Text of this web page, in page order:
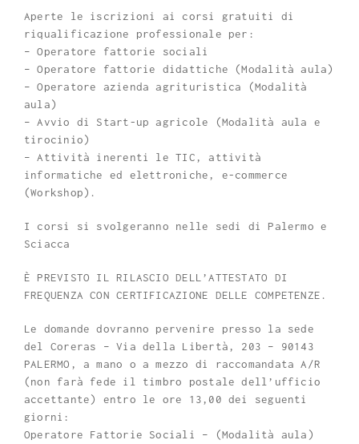
Aperte le iscrizioni ai corsi gratuiti di
riqualificazione professionale per:
– Operatore fattorie sociali
– Operatore fattorie didattiche (Modalità aula)
– Operatore azienda agrituristica (Modalità
aula)
– Avvio di Start-up agricole (Modalità aula e
tirocinio)
– Attività inerenti le TIC, attività
informatiche ed elettroniche, e-commerce
(Workshop).
I corsi si svolgeranno nelle sedi di Palermo e
Sciacca
È PREVISTO IL RILASCIO DELL’ATTESTATO DI
FREQUENZA CON CERTIFICAZIONE DELLE COMPETENZE.
Le domande dovranno pervenire presso la sede
del Coreras – Via della Libertà, 203 – 90143
PALERMO, a mano o a mezzo di raccomandata A/R
(non farà fede il timbro postale dell’ufficio
accettante) entro le ore 13,00 dei seguenti
giorni:
Operatore Fattorie Sociali – (Modalità aula)